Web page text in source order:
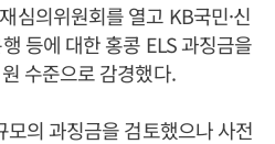
심의위원회를 열고 KB국민·신
행 등에 대한 홍콩 ELS 과징금을
수준으로 감경했다.
의 과징금을 검토했으나 사전